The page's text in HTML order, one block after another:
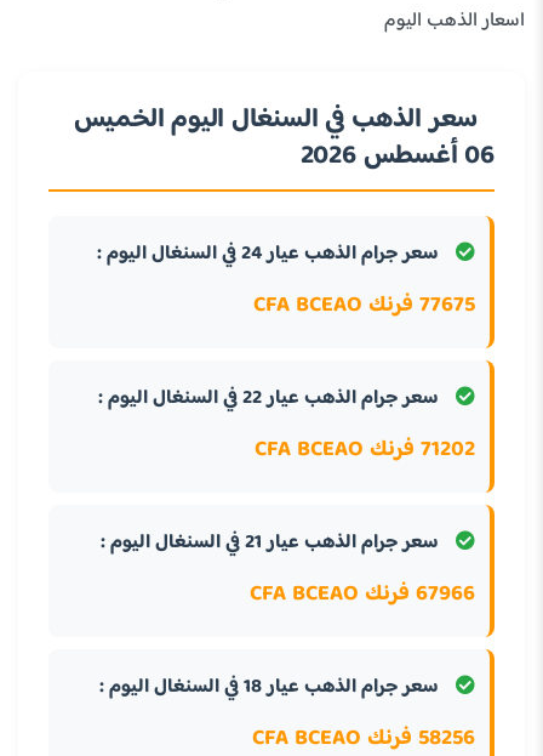
اسعار الذهب اليوم
سعر الذهب في السنغال اليوم الخميس
06 أغسطس 2026
سعر جرام الذهب عيار 24 في السنغال اليوم :
77675 فرنك CFA BCEAO
سعر جرام الذهب عيار 22 في السنغال اليوم :
71202 فرنك CFA BCEAO
سعر جرام الذهب عيار 21 في السنغال اليوم :
67966 فرنك CFA BCEAO
سعر جرام الذهب عيار 18 في السنغال اليوم :
58256 فرنك CFA BCEAO